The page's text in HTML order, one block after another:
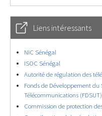
Liens intéressants
NIC Sénégal
ISOC Sénégal
Autorité de régulation des
Fonds de Développement du
Télécommunications (FDSUT)
Commission de protection